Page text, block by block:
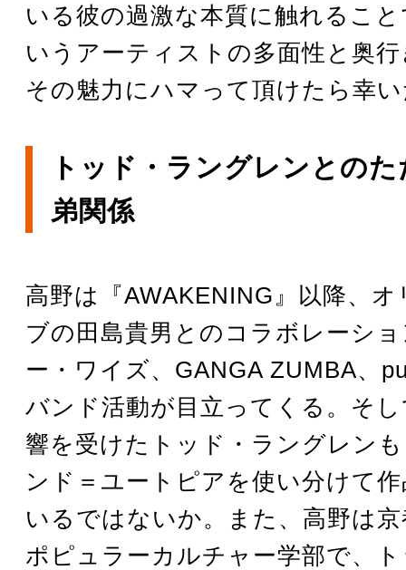
いる彼の過激な本質に触れるこ
いうアーティストの多面性と奥
その魅力にハマって頂けたら幸
トッド・ラングレンとの
弟関係
高野は『AWAKENING』以降、
ブの田島貴男とのコラボレーシ
ー・ワイズ、GANGA ZUMBA、
バンド活動が目立ってくる。そ
響を受けたトッド・ラングレン
ンド＝ユートピアを使い分けて
いるではないか。また、高野は
ポピュラーカルチャー学部で、